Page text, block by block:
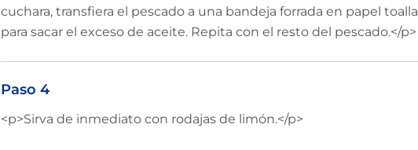
cuchara, transfiera el pescado a una bandeja forrada en papel toalla
para sacar el exceso de aceite. Repita con el resto del pescado.</p>
Paso 4
<p>Sirva de inmediato con rodajas de limón.</p>